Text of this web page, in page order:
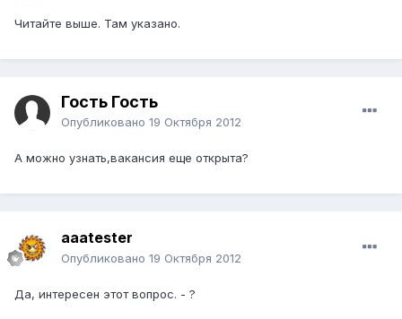
Читайте выше. Там указано.
Гость Гость
Опубликовано 19 Октября 2012
А можно узнать,вакансия еще открыта?
aaatester
Опубликовано 19 Октября 2012
Да, интересен этот вопрос. - ?